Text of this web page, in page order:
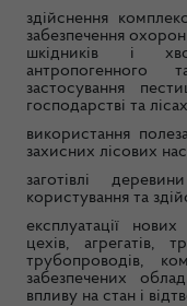
здійснення
забезпечення
шкідників і
антропогенного
застосування
господарстві та
використання
захисних лісових
заготівлі
користування та
експлуатації
цехів, агрегатів,
трубопроводів,
забезпечених
впливу на стан і